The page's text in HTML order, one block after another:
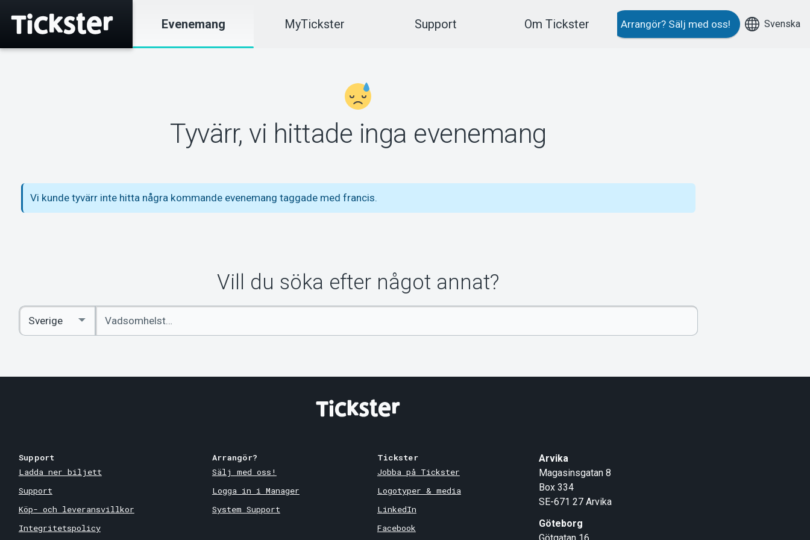
Evenemang MyTickster Support Om Tickster Arrangör? Sälj med oss! Svenska
Tyvärr, vi hittade inga evenemang
Vi kunde tyvärr inte hitta några kommande evenemang taggade med francis.
Vill du söka efter något annat?
Ange
sökord
Select
Country
Support
Ladda ner biljett
Support
Köp- och leveransvillkor
Integritetspolicy
Arrangör?
Sälj med oss!
Logga in i Manager
System Support
Tickster
Jobba på Tickster
Logotyper & media
LinkedIn
Facebook
Arvika
Magasinsgatan 8
Box 334
SE-671 27 Arvika
Göteborg